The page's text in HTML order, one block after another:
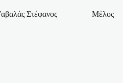
Στέφανος Μέλος